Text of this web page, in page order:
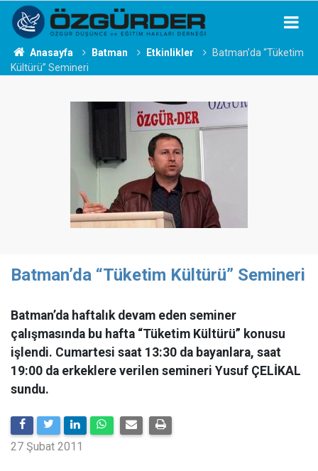
Anasayfa Batman Etkinlikler
Batman’da “Tüketim
Kültürü” Semineri
Batman’da “Tüketim Kültürü” Semineri
Batman’da haftalık devam eden seminer
çalışmasında bu hafta “Tüketim Kültürü” konusu
işlendi. Cumartesi saat 13:30 da bayanlara, saat
19:00 da erkeklere verilen semineri Yusuf ÇELİKAL
sundu.
27 Şubat 2011